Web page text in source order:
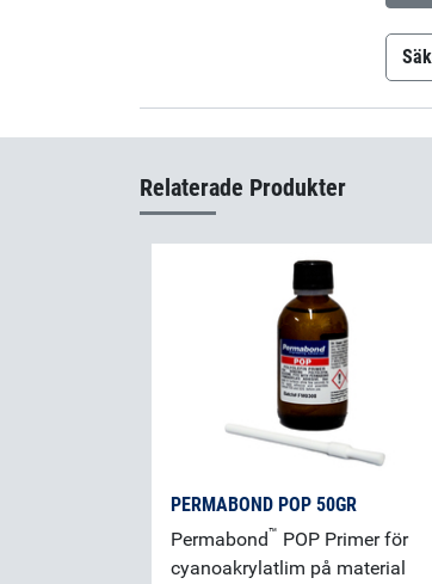
Relaterade Produkter
PERMABOND POP 50GR
Permabond™ POP Primer för
cyanoakrylatlim på material